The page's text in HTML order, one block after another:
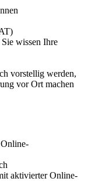
wissen Ihre
vorstellig werden,
vor Ort machen
aktivierter Online-